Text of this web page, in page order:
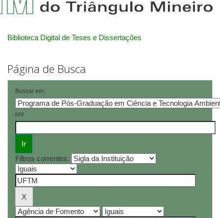
Biblioteca Digital de Teses e Dissertações
Página de Busca
Buscar em:
por
Filtros correntes: